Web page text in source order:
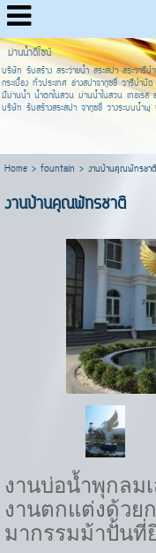
ม่านน้ำดีไซน์
บริษัท รับสร้าง สระว่ายน้ำ สระสปา สระวา
กระเบื้อง ทั่วประเทศ อ่างสปาจากุซชี่ วารีบ
มีม่านน้ำ น้ำตกในสวน ม่านน้ำในสวน เทอเรส
บริษัท รับสร้างสระสปา จากุซชี่ วางระบบน้ำพุ
Home> fountain > งานบ้านคุณพัทรชาติ
งานบ้านคุณพัทรชาติ
งานบ่อน้ำพุกลม
งานตกแต่งด้วย
มากรรมม้าปั้นที่